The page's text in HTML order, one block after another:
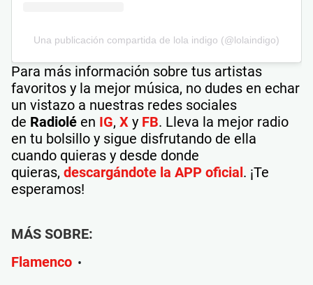
Una publicación compartida de lola indigo (@lolaindigo)
Para más información sobre tus artistas
favoritos y la mejor música, no dudes en echar
un vistazo a nuestras redes sociales
de Radiolé en IG, X y FB. Lleva la mejor radio
en tu bolsillo y sigue disfrutando de ella
cuando quieras y desde donde
quieras, descargándote la APP oficial. ¡Te
esperamos!
MÁS SOBRE:
Flamenco •